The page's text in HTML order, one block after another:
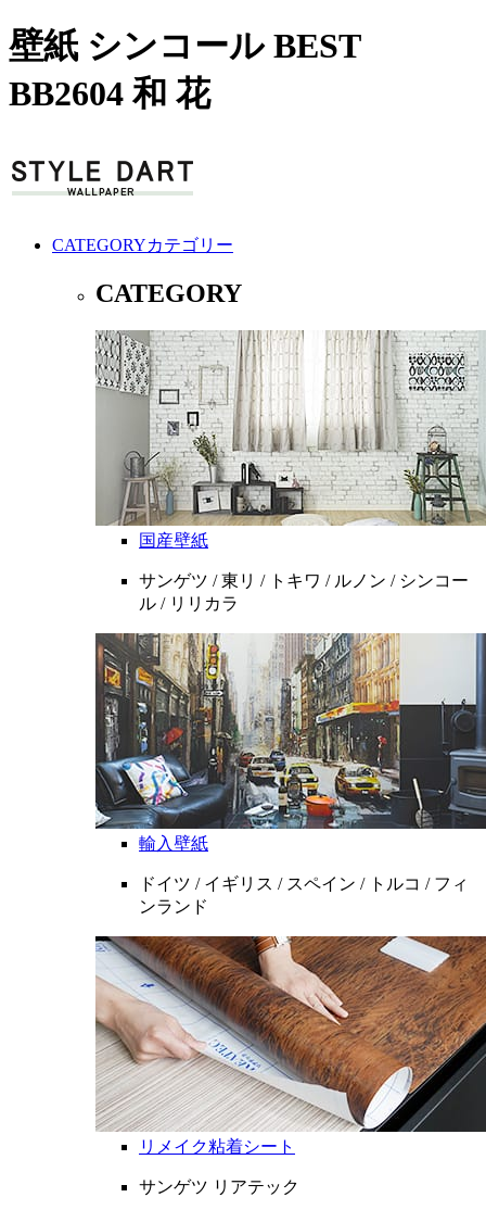
壁紙 シンコール BEST
BB2604 和 花
CATEGORYカテゴリー
CATEGORY
国産壁紙
サンゲツ / 東リ / トキワ / ルノン / シンコー
ル / リリカラ
輸入壁紙
ドイツ / イギリス / スペイン / トルコ / フィ
ンランド
リメイク粘着シート
サンゲツ リアテック